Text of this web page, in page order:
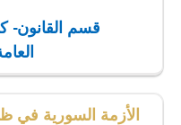
قسم القانون-
الأزمة السورية في